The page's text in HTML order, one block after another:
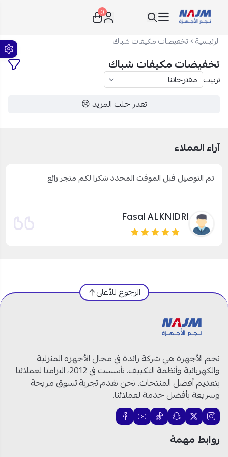
نجم الأجهزة
0
الرئيسية تخفيضات مكيفات شباك
تخفيضات مكيفات شباك
ترتيب
تعذر جلب المزيد 😢
آراء العملاء
تم التوصيل قبل الموقت المحدد شكرا لكم متجر رائع
Fasal ALKNIDRI
الرجوع للأعلى
نجم الأجهزة هي شركة رائدة في مجال الأجهزة المنزلية
والكهربائية وأنظمة التكييف. تأسست في 2012، التزامنا لعملائنا
بتقديم أفضل المنتجات. نحن نقدم تجربة تسوق مريحة
وسريعة بأفضل خدمة لعملائنا.
روابط مهمة